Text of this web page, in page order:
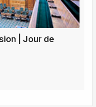
| Jour de